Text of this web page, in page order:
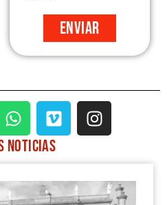
Enviar
W
h
a
t
s
a
V
i
m
e
o
I
n
t
a
g
NOTICIAS
PÁGINA
PÁGINA
PÁGINA